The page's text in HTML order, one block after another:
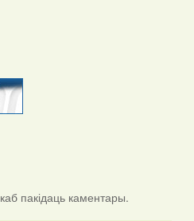
каб пакідаць каментары.